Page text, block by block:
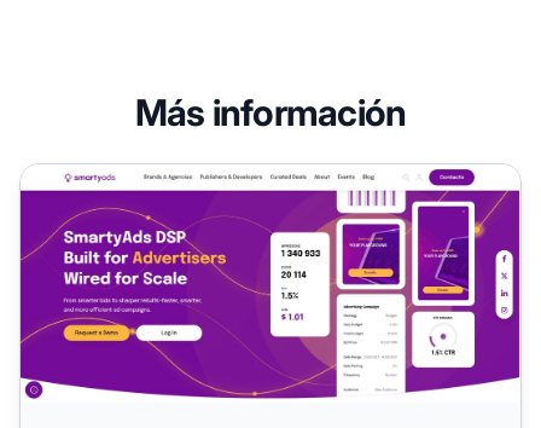
Más información
Programa de Afiliados de SmartyAds